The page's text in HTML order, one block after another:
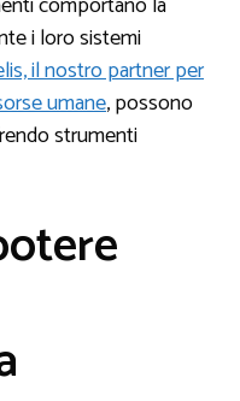
i loro sistemi
il nostro partner per
umane, possono
strumenti